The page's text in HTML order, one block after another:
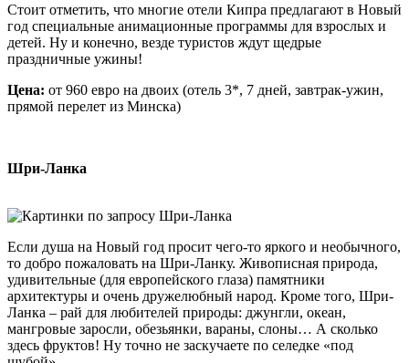
Стоит отметить, что многие отели Кипра предлагают в Новый
год специальные анимационные программы для взрослых и
детей. Ну и конечно, везде туристов ждут щедрые
праздничные ужины!
Цена: от 960 евро на двоих (отель 3*, 7 дней, завтрак-ужин,
прямой перелет из Минска)
Шри-Ланка
Если душа на Новый год просит чего-то яркого и необычного,
то добро пожаловать на Шри-Ланку. Живописная природа,
удивительные (для европейского глаза) памятники
архитектуры и очень дружелюбный народ. Кроме того, Шри-
Ланка – рай для любителей природы: джунгли, океан,
мангровые заросли, обезьянки, вараны, слоны… А сколько
здесь фруктов! Ну точно не заскучаете по селедке «под